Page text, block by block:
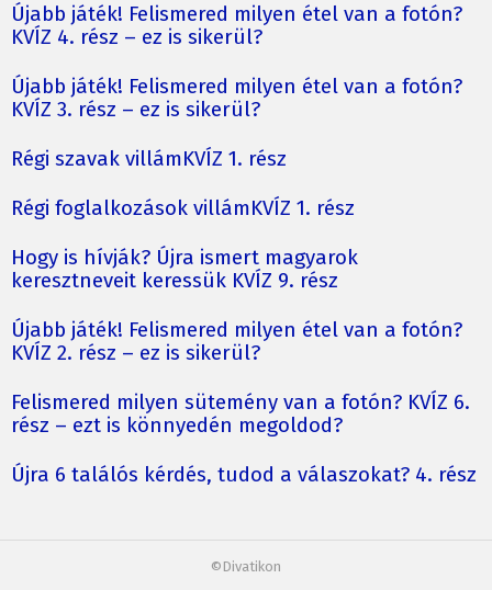
Újabb játék! Felismered milyen étel van a fotón?
KVÍZ 4. rész – ez is sikerül?
Újabb játék! Felismered milyen étel van a fotón?
KVÍZ 3. rész – ez is sikerül?
Régi szavak villámKVÍZ 1. rész
Régi foglalkozások villámKVÍZ 1. rész
Hogy is hívják? Újra ismert magyarok
keresztneveit keressük KVÍZ 9. rész
Újabb játék! Felismered milyen étel van a fotón?
KVÍZ 2. rész – ez is sikerül?
Felismered milyen sütemény van a fotón? KVÍZ 6.
rész – ezt is könnyedén megoldod?
Újra 6 találós kérdés, tudod a válaszokat? 4. rész
©Divatikon